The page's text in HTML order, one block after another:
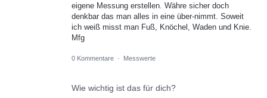
eigene Messung erstellen. Währe sicher doch
denkbar das man alles in eine über-nimmt. Soweit
ich weiß misst man Fuß, Knöchel, Waden und Knie.
Mfg
0 Kommentare · Messwerte
Wie wichtig ist das für dich?